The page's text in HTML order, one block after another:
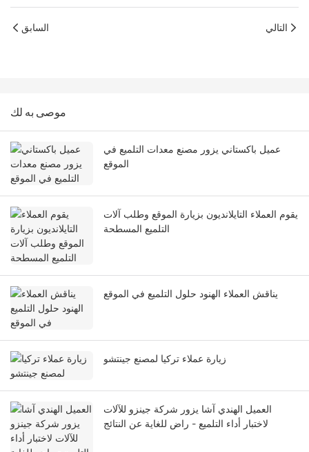
السابق التالي
موصى به لك
عميل باكستاني يزور مصنع معدات التلميع في
الموقع
يقوم العملاء التايلانديون بزيارة الموقع وطلب آلات
التلميع المسطحة
يناقش العملاء الهنود حلول التلميع في الموقع
زيارة عملاء تركيا لمصنع جينتشو
العميل الهندي آشا يزور شركة جينزو للآلات
لاختبار أداء التلميع - راضٍ للغاية عن النتائج